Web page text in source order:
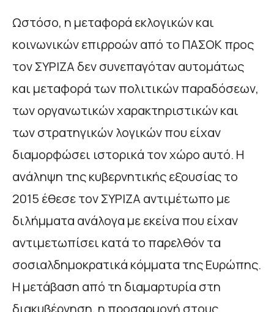
Ωστόσο, η μεταφορά εκλογικών και
κοινωνικών επιρροών από το ΠΑΣΟΚ προς
τον ΣΥΡΙΖΑ δεν συνεπαγόταν αυτομάτως
και μεταφορά των πολιτικών παραδόσεων,
των οργανωτικών χαρακτηριστικών και
των στρατηγικών λογικών που είχαν
διαμορφώσει ιστορικά τον χώρο αυτό. Η
ανάληψη της κυβερνητικής εξουσίας το
2015 έθεσε τον ΣΥΡΙΖΑ αντιμέτωπο με
διλήμματα ανάλογα με εκείνα που είχαν
αντιμετωπίσει κατά το παρελθόν τα
σοσιαλδημοκρατικά κόμματα της Ευρώπης.
Η μετάβαση από τη διαμαρτυρία στη
διακυβέρνηση, η προσαρμογή στους